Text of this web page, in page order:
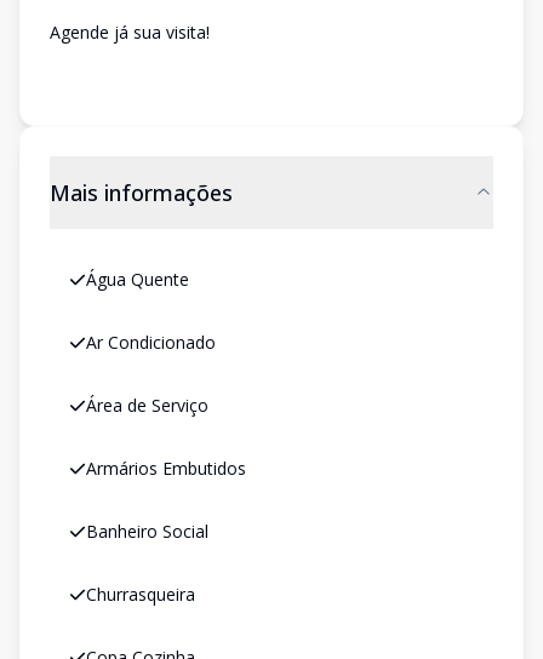
Agende já sua visita!
Mais informações
Água Quente
Ar Condicionado
Área de Serviço
Armários Embutidos
Banheiro Social
Churrasqueira